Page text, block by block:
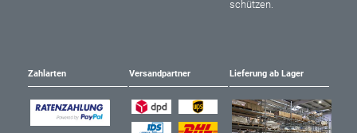
schützen.
Zahlarten Versandpartner Lieferung ab Lager